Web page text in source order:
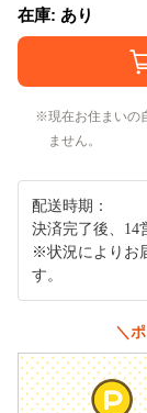
在庫: あり
現在お住まいの
ません。
配送時期：
決済完了後、14
※状況によりお
す。
＼